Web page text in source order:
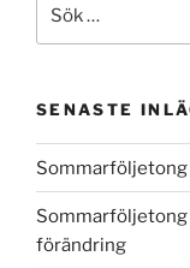
efter:
SENASTE
Sommarföljetong
Sommarföljetong
förändring